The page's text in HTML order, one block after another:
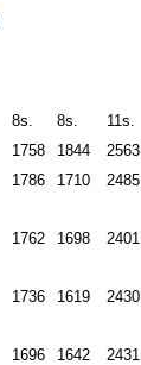
8s.
8s. 11s.
1758 1844 2563
1786 1710 2485
1762 1698 2401
1736 1619 2430
1696 1642 2431